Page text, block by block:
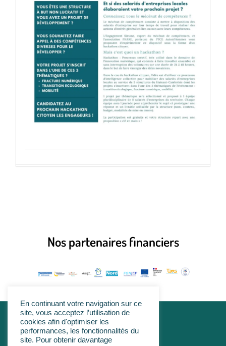
Nos partenaires financiers
linkedin
En continuant votre navigation sur ce
site, vous acceptez l’utilisation de
cookies afin d'optimiser les
performances, les fonctionnalités du
site. Pour obtenir davantage